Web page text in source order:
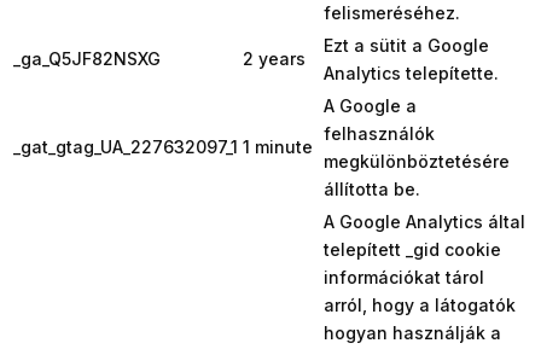
felismeréséhez.
_ga_Q5JF82NSXG 2 years
Ezt a sütit a Google
Analytics telepítette.
_gat_gtag_UA_227632097_1 1 minute
A Google a
felhasználók
megkülönböztetésére
állította be.
A Google Analytics által
telepített _gid cookie
információkat tárol
arról, hogy a látogatók
hogyan használják a